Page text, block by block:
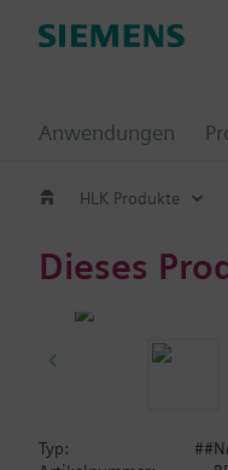
Anwendungen
HLK Produkte
Dieses
Typ: